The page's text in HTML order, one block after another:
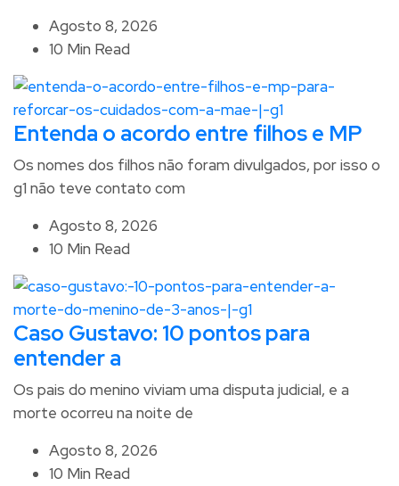
Agosto 8, 2026
10 Min Read
Entenda o acordo entre filhos e MP
Os nomes dos filhos não foram divulgados, por isso o
g1 não teve contato com
Agosto 8, 2026
10 Min Read
Caso Gustavo: 10 pontos para
entender a
Os pais do menino viviam uma disputa judicial, e a
morte ocorreu na noite de
Agosto 8, 2026
10 Min Read